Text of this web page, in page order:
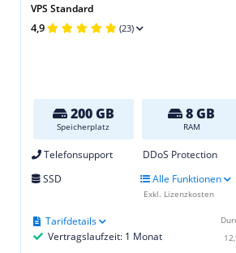
VPS Standard
4,9 (23)
200 GB
Speicherplatz
8 GB
RAM
Telefonsupport DDoS Protection
SSD
Alle Funktionen
Vertragslaufzeit: 1 Monat
Tarifdetails
Exkl. Lizenzkosten